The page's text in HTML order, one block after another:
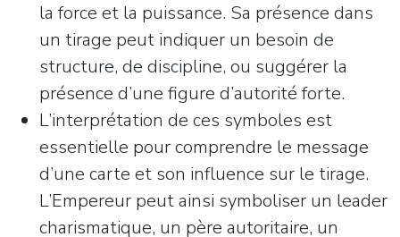
la force et la puissance. Sa présence dans
un tirage peut indiquer un besoin de
structure, de discipline, ou suggérer la
présence d’une figure d’autorité forte.
L’interprétation de ces symboles est
essentielle pour comprendre le message
d’une carte et son influence sur le tirage.
L’Empereur peut ainsi symboliser un leader
charismatique, un père autoritaire, un